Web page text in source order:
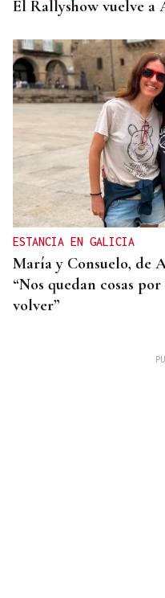
El Rallyshow vuelve a
ESTANCIA EN GALICIA
María y Consuelo, de
“Nos quedan cosas
volver”